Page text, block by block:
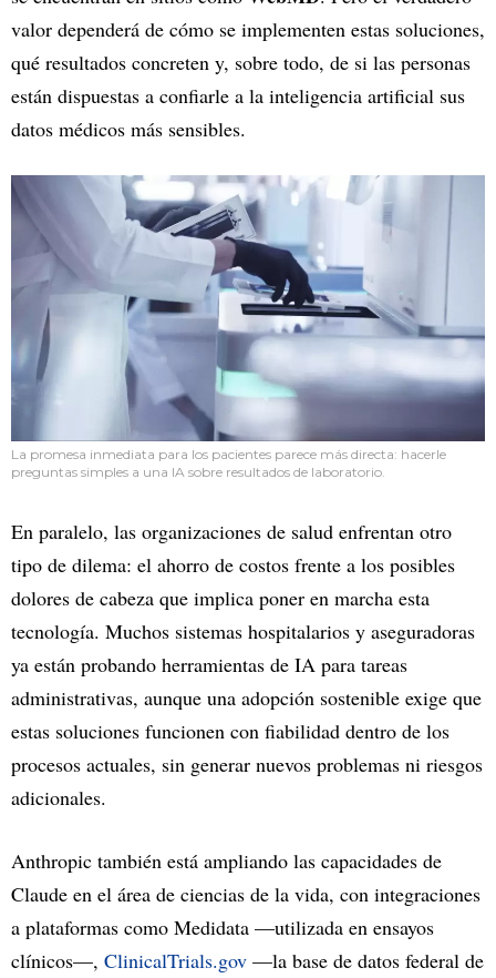
valor dependerá de cómo se implementen estas soluciones,
qué resultados concreten y, sobre todo, de si las personas
están dispuestas a confiarle a la inteligencia artificial sus
datos médicos más sensibles.
La promesa inmediata para los pacientes parece más directa: hacerle
preguntas simples a una IA sobre resultados de laboratorio.
En paralelo, las organizaciones de salud enfrentan otro
tipo de dilema: el ahorro de costos frente a los posibles
dolores de cabeza que implica poner en marcha esta
tecnología. Muchos sistemas hospitalarios y aseguradoras
ya están probando herramientas de IA para tareas
administrativas, aunque una adopción sostenible exige que
estas soluciones funcionen con fiabilidad dentro de los
procesos actuales, sin generar nuevos problemas ni riesgos
adicionales.
Anthropic también está ampliando las capacidades de
Claude en el área de ciencias de la vida, con integraciones
a plataformas como Medidata —utilizada en ensayos
clínicos—, ClinicalTrials.gov —la base de datos federal de